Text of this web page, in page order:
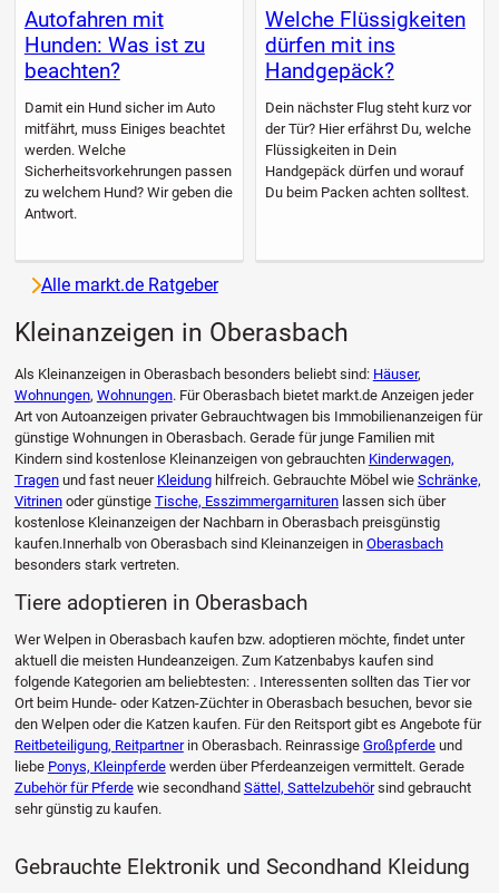
Autofahren mit
Hunden: Was ist zu
beachten?
Damit ein Hund sicher im Auto
mitfährt, muss Einiges beachtet
werden. Welche
Sicherheitsvorkehrungen passen
zu welchem Hund? Wir geben die
Antwort.
Welche Flüssigkeiten
dürfen mit ins
Handgepäck?
Dein nächster Flug steht kurz vor
der Tür? Hier erfährst Du, welche
Flüssigkeiten in Dein
Handgepäck dürfen und worauf
Du beim Packen achten solltest.
Alle markt.de Ratgeber
Kleinanzeigen in Oberasbach
Als Kleinanzeigen in Oberasbach besonders beliebt sind: Häuser,
Wohnungen, Wohnungen. Für Oberasbach bietet markt.de Anzeigen jeder
Art von Autoanzeigen privater Gebrauchtwagen bis Immobilienanzeigen für
günstige Wohnungen in Oberasbach. Gerade für junge Familien mit
Kindern sind kostenlose Kleinanzeigen von gebrauchten Kinderwagen,
Tragenund fast neuer Kleidunghilfreich. Gebrauchte Möbel wie Schränke,
Vitrinenoder günstige Tische, Esszimmergarniturenlassen sich über
kostenlose Kleinanzeigen der Nachbarn in Oberasbach preisgünstig
kaufen.Innerhalb von Oberasbach sind Kleinanzeigen in Oberasbach
besonders stark vertreten.
Tiere adoptieren in Oberasbach
Wer Welpen in Oberasbach kaufen bzw. adoptieren möchte, findet unter
aktuell die meisten Hundeanzeigen. Zum Katzenbabys kaufen sind
folgende Kategorien am beliebtesten: . Interessenten sollten das Tier vor
Ort beim Hunde- oder Katzen-Züchter in Oberasbach besuchen, bevor sie
den Welpen oder die Katzen kaufen. Für den Reitsport gibt es Angebote für
Reitbeteiligung, Reitpartnerin Oberasbach. Reinrassige Großpferdeund
liebe Ponys, Kleinpferdewerden über Pferdeanzeigen vermittelt. Gerade
Zubehör für Pferdewie secondhand Sättel, Sattelzubehörsind gebraucht
sehr günstig zu kaufen.
Gebrauchte Elektronik und Secondhand Kleidung